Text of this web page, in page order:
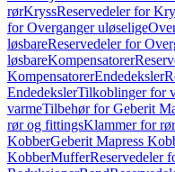
rørKryssReservedeler for
for Overganger uløselige
løsbareReservedeler for
løsbareKompensatorer
KompensatorerEndedeksler
EndedekslerTilkoblinger for
varmeTilbehør for Geberit
rør og fittingsKlammer for rør
KobberGeberit Mapress
KobberMufferReservedeler